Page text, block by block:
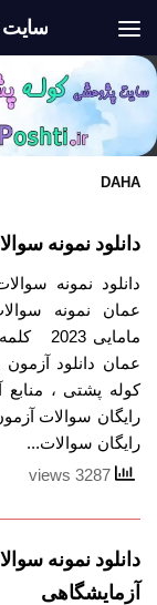
سایت
DAHA
دانلود نمونه
دانلود نمونه
عمان نمونه
عمان دانلود
کوله پشتی ، منابع
رایگان سوالات
رایگان سوالات...
دانلود نمونه
آزمایشگاهی